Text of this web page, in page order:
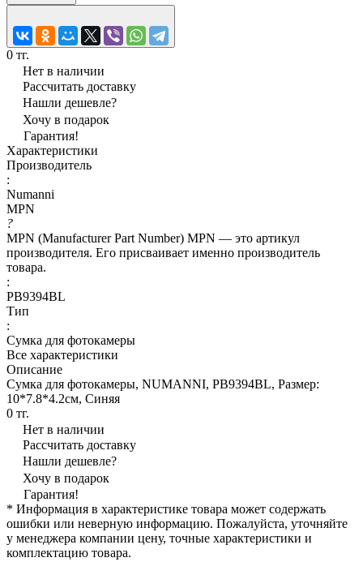
0 тг.
Нет в наличии
Рассчитать доставку
Нашли дешевле?
Хочу в подарок
Гарантия!
Характеристики
Производитель
:
Numanni
MPN
?
MPN (Manufacturer Part Number) MPN — это артикул
производителя. Его присваивает именно производитель
товара.
:
PB9394BL
Тип
:
Сумка для фотокамеры
Все характеристики
Описание
Сумка для фотокамеры, NUMANNI, PB9394BL, Размер:
10*7.8*4.2см, Синяя
0 тг.
Нет в наличии
Рассчитать доставку
Нашли дешевле?
Хочу в подарок
Гарантия!
* Информация в характеристике товара может содержать
ошибки или неверную информацию. Пожалуйста, уточняйте
у менеджера компании цену, точные характеристики и
комплектацию товара.